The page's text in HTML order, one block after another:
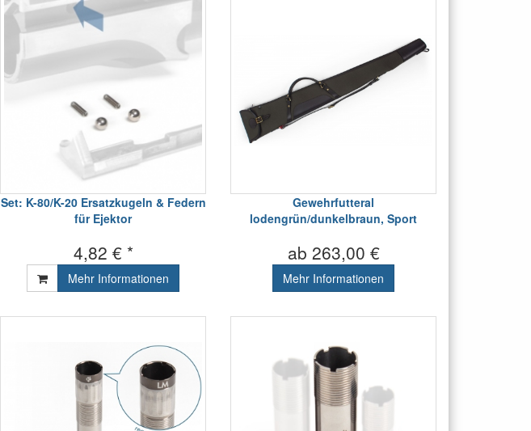
Set: K-80/K-20 Ersatzkugeln & Federn
für Ejektor
4,82 € *
Mehr Informationen
Gewehrfutteral
lodengrün/dunkelbraun, Sport
ab 263,00 €
Mehr Informationen